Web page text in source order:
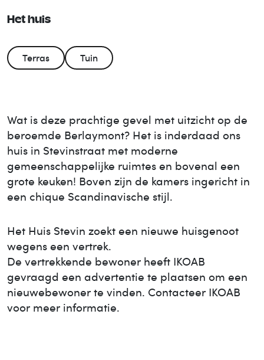
Het huis
Terras Tuin
Wat is deze prachtige gevel met uitzicht op de
beroemde Berlaymont? Het is inderdaad ons
huis in Stevinstraat met moderne
gemeenschappelijke ruimtes en bovenal een
grote keuken! Boven zijn de kamers ingericht in
een chique Scandinavische stijl.
Het Huis Stevin zoekt een nieuwe huisgenoot
wegens een vertrek.
De vertrekkende bewoner heeft IKOAB
gevraagd een advertentie te plaatsen om een
nieuwebewoner te vinden. Contacteer IKOAB
voor meer informatie.